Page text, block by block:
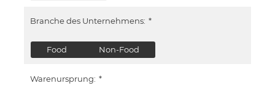
Branche des Unternehmens: *
Food Non-Food
Warenursprung: *